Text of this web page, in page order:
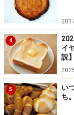
4
イ
説】
5
い
ち